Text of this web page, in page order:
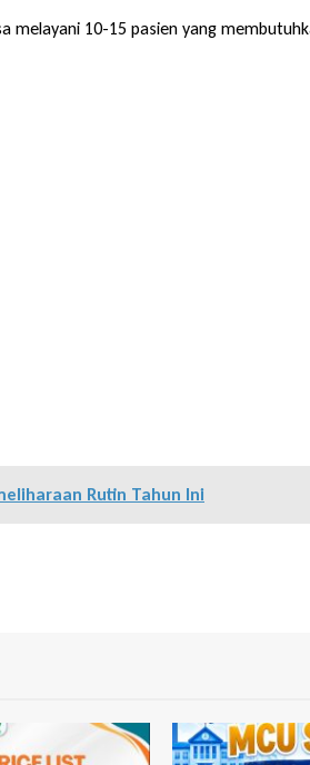
10-15 pasien yang
Rutin Tahun Ini